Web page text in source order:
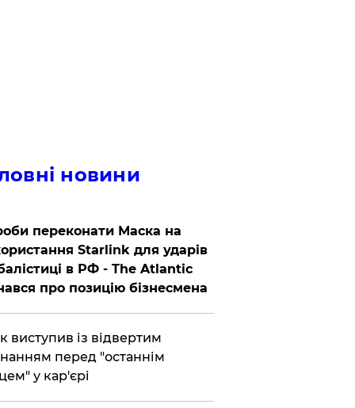
новини
переконати Маска на
Starlink для ударів
в РФ - The Atlantic
про позицію бізнесмена
виступив із відвертим
перед "останнім
у кар'єрі